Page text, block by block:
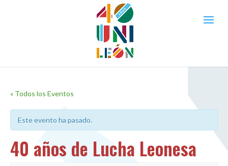
« Todos los Eventos
Este evento ha pasado.
40 años de Lucha Leonesa